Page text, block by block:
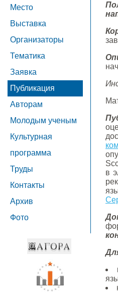
Место
Выставка
Организаторы
Тематика
Заявка
Публикация
Авторам
Молодым ученым
Культурная
программа
Труды
Контакты
Архив
Фото
в